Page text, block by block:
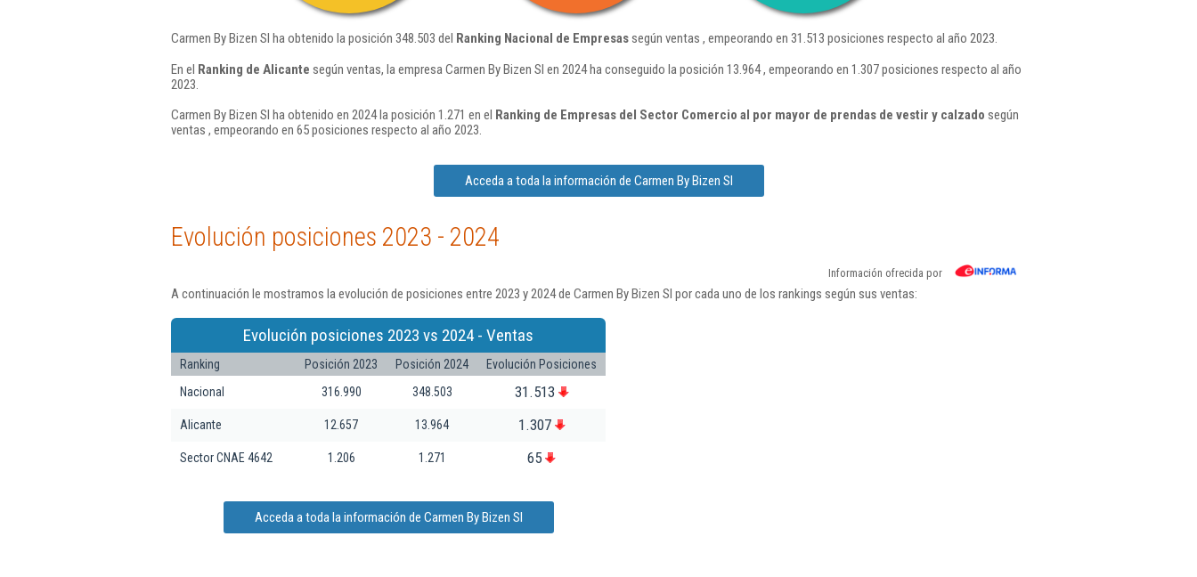
Carmen By Bizen Sl ha obtenido la posición 348.503 del Ranking Nacional de Empresassegún ventas , empeorando en 31.513 posiciones respecto al año 2023.
En el Ranking de Alicante según ventas, la empresa Carmen By Bizen Sl en 2024 ha conseguido la posición 13.964 , empeorando en 1.307 posiciones respecto al año
2023.
Carmen By Bizen Sl ha obtenido en 2024 la posición 1.271 en el Ranking de Empresas del Sector Comercio al por mayor de prendas de vestir y calzado según
ventas , empeorando en 65 posiciones respecto al año 2023.
Acceda a toda la información de Carmen By Bizen Sl
Evolución posiciones 2023 - 2024
Información ofrecida por
A continuación le mostramos la evolución de posiciones entre 2023 y 2024 de Carmen By Bizen Sl por cada uno de los rankings según sus ventas:
Evolución posiciones 2023 vs 2024 - Ventas
Ranking Posición 2023 Posición 2024
Evolución Posiciones
Nacional
316.990 348.503 31.513
Alicante 12.657 13.964 1.307
Sector CNAE 4642 1.206 1.271 65
Acceda a toda la información de Carmen By Bizen Sl